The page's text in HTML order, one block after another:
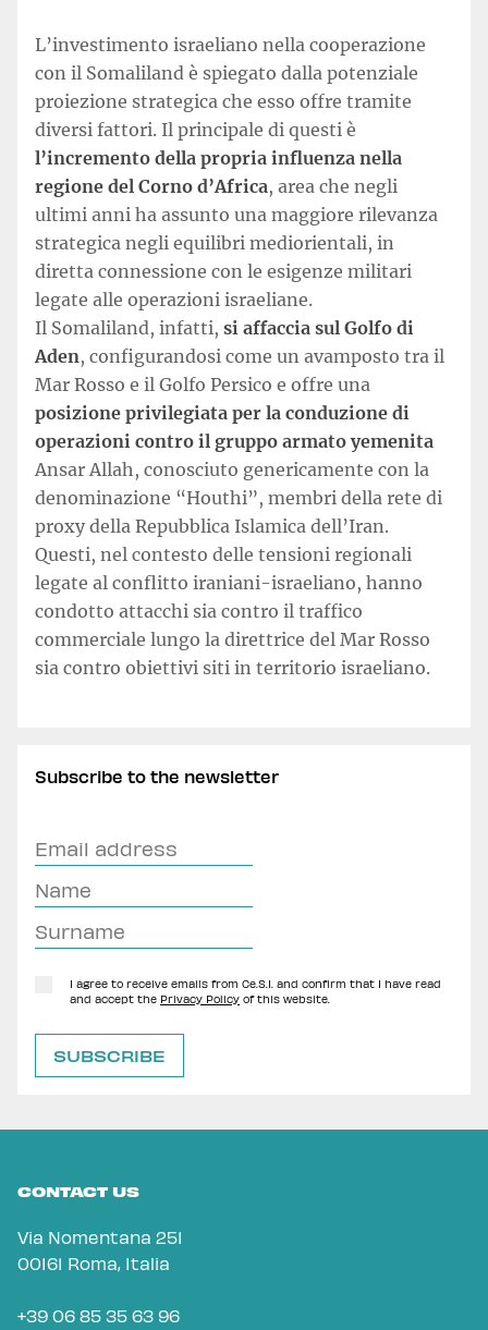
L’investimento israeliano nella cooperazione
con il Somaliland è spiegato dalla potenziale
proiezione strategica che esso offre tramite
diversi fattori. Il principale di questi è
l’incremento della propria influenza nella
regione del Corno d’Africa, area che negli
ultimi anni ha assunto una maggiore rilevanza
strategica negli equilibri mediorientali, in
diretta connessione con le esigenze militari
legate alle operazioni israeliane.
Il Somaliland, infatti, si affaccia sul Golfo di
Aden, configurandosi come un avamposto tra il
Mar Rosso e il Golfo Persico e offre una
posizione privilegiata per la conduzione di
operazioni contro il gruppo armato yemenita
Ansar Allah, conosciuto genericamente con la
denominazione “Houthi”, membri della rete di
proxy della Repubblica Islamica dell’Iran.
Questi, nel contesto delle tensioni regionali
legate al conflitto iraniani-israeliano, hanno
condotto attacchi sia contro il traffico
commerciale lungo la direttrice del Mar Rosso
sia contro obiettivi siti in territorio israeliano.
Subscribe to the newsletter
I agree to receive emails from Ce.S.I. and confirm that I have read
and accept the Privacy Policy of this website.
CONTACT US
Via Nomentana 251
00161 Roma, Italia
+39 06 85 35 63 96